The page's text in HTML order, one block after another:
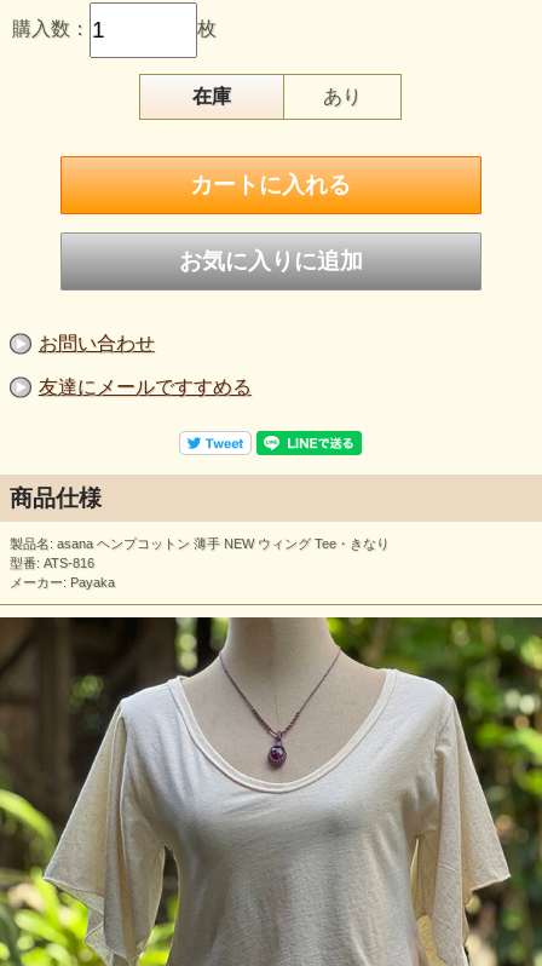
購入数： 枚
在庫 あり
お問い合わせ
友達にメールですすめる
商品仕様
製品名: asana ヘンプコットン 薄手 NEW ウィング Tee・きなり
型番: ATS-816
メーカー: Payaka